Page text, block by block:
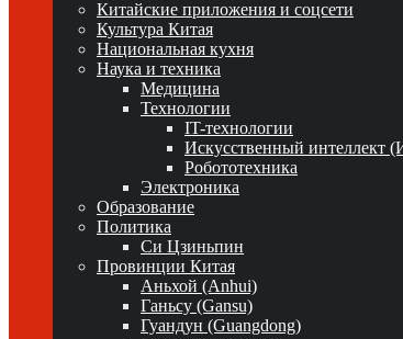
Китайские приложения и соцсети
Культура Китая
Национальная кухня
Наука и техника
Медицина
Технологии
IT-технологии
Искусственный интеллект
Робототехника
Электроника
Образование
Политика
Си Цзиньпин
Провинции Китая
Аньхой (Anhui)
Ганьсу (Gansu)
Гуандун (Guangdong)